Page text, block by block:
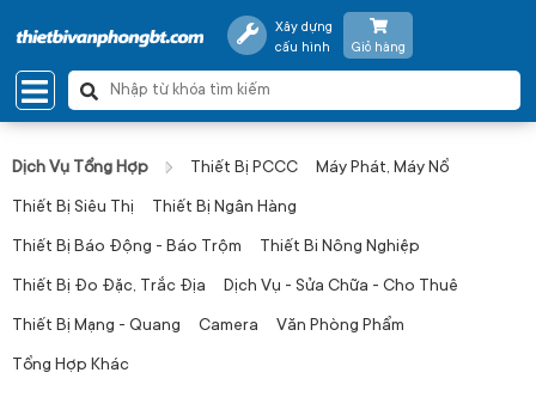
Xây dựng
cấu hình
Giỏ hàng
Dịch Vụ Tổng Hợp Thiết Bị PCCC Máy Phát, Máy Nổ
Thiết Bị Siêu Thị Thiết Bị Ngân Hàng
Thiết Bị Báo Động - Báo Trộm Thiết Bi Nông Nghiệp
Thiết Bị Đo Đặc, Trắc Địa Dịch Vụ - Sửa Chữa - Cho Thuê
Thiết Bị Mạng - Quang Camera Văn Phòng Phẩm
Tổng Hợp Khác